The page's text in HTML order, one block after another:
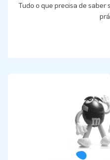
Tudo o que precisa de